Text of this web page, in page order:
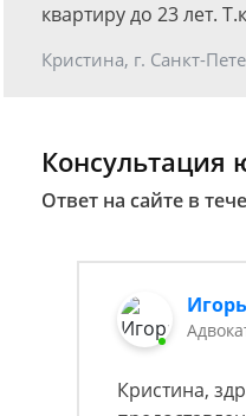
квартиру до 23 лет.
Кристина, г. Санкт-
Консультация
Ответ на сайте в
Кристина,